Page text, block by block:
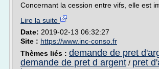
Concernant la cession entre vifs, elle est
Lire la suite
Date: 2019-02-13 06:32:27
Site : https://www.inc-conso.fr
Thèmes liés : demande de pret
demande de pret d argent / pret